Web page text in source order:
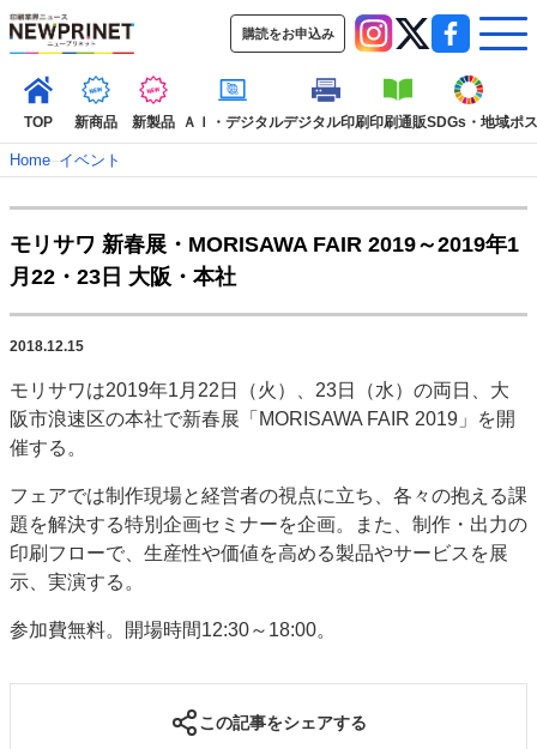
購読をお申込み
TOP 新商品 新製品 ＡＩ・デジタルデジタル印刷印刷通販SDGs・地域ポ
新着記事 特集記事
インタビュー
コレクション
SDGs・地域
ポストプレス ビジネス イベント 信用情報
業界
市場・統計
特集記事カテゴリー一覧
2022 見える化・MIS特集
特集・デジタル印刷 アイデアで勝負！ ～多様なビジネス・多彩な商材～
JAPAN PACK 2023 特集
特集・デジタル印刷 ～ 新成長軌道を描く
案内
JFPI印刷用語集 印刷機材年鑑
Home–イベント
モリサワ 新春展・MORISAWA FAIR 2019～2019年1
月22・23日 大阪・本社
2018.12.15
モリサワは2019年1月22日（火）、23日（水）の両日、大
阪市浪速区の本社で新春展「MORISAWA FAIR 2019」を開
催する。
フェアでは制作現場と経営者の視点に立ち、各々の抱える課
題を解決する特別企画セミナーを企画。また、制作・出力の
印刷フローで、生産性や価値を高める製品やサービスを展
示、実演する。
参加費無料。開場時間12:30～18:00。
この記事をシェアする